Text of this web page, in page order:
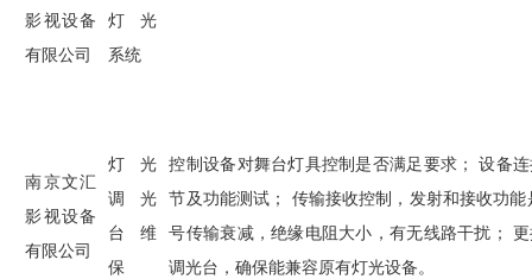
影视设备
有限公司
灯光
系统
南京文汇
影视设备
有限公司
灯光
调光
台维
保
控制设备对舞台灯具控制是否满足要求； 设备
节及功能测试； 传输接收控制，发射和接收功
号传输衰减，绝缘电阻大小，有无线路干扰；
调光台，确保能兼容原有灯光设备。